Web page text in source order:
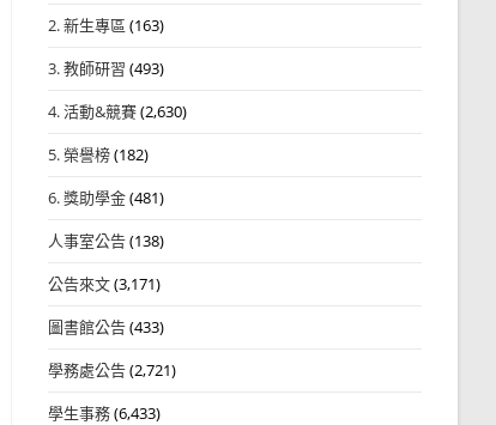
2. 新生專區 (163)
3. 教師研習 (493)
4. 活動&競賽(2,630)
5. 榮譽榜(182)
6. 獎助學金(481)
人事室公告(138)
公告來文(3,171)
圖書館公告(433)
學務處公告(2,721)
學生事務(6,433)